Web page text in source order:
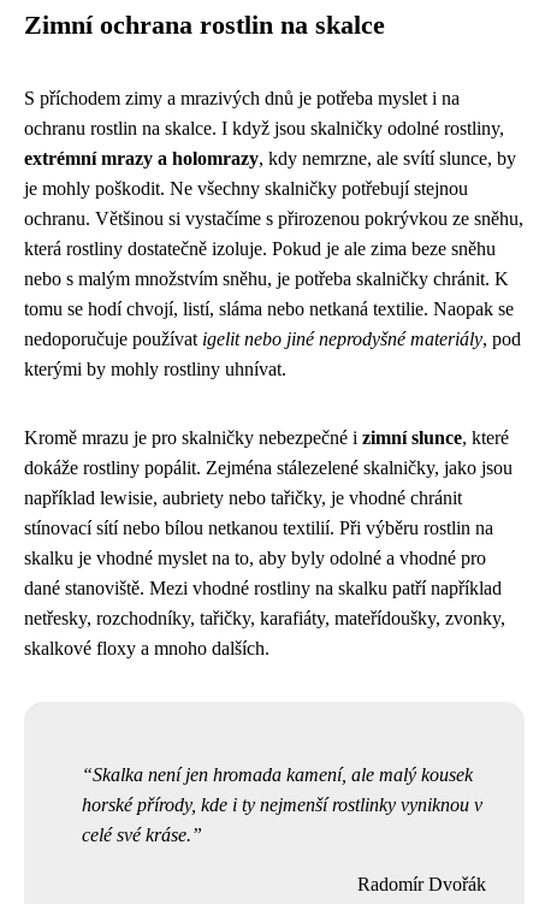
Zimní ochrana rostlin na skalce
S příchodem zimy a mrazivých dnů je potřeba myslet i na
ochranu rostlin na skalce. I když jsou skalničky odolné rostliny,
extrémní mrazy a holomrazy, kdy nemrzne, ale svítí slunce, by
je mohly poškodit. Ne všechny skalničky potřebují stejnou
ochranu. Většinou si vystačíme s přirozenou pokrývkou ze sněhu,
která rostliny dostatečně izoluje. Pokud je ale zima beze sněhu
nebo s malým množstvím sněhu, je potřeba skalničky chránit. K
tomu se hodí chvojí, listí, sláma nebo netkaná textilie. Naopak se
nedoporučuje používat igelit nebo jiné neprodyšné materiály, pod
kterými by mohly rostliny uhnívat.
Kromě mrazu je pro skalničky nebezpečné i zimní slunce, které
dokáže rostliny popálit. Zejména stálezelené skalničky, jako jsou
například lewisie, aubriety nebo tařičky, je vhodné chránit
stínovací sítí nebo bílou netkanou textilií. Při výběru rostlin na
skalku je vhodné myslet na to, aby byly odolné a vhodné pro
dané stanoviště. Mezi vhodné rostliny na skalku patří například
netřesky, rozchodníky, tařičky, karafiáty, mateřídoušky, zvonky,
skalkové floxy a mnoho dalších.
Skalka není jen hromada kamení, ale malý kousek
horské přírody, kde i ty nejmenší rostlinky vyniknou v
celé své kráse.
Radomír Dvořák